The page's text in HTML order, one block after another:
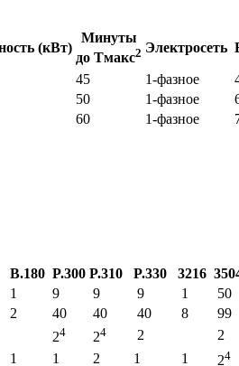
(кВт)
Минуты
до Tмакс2 Электросеть
45 1-фазное
50 1-фазное
60 1-фазное
B.180 P.300 P.310 P.330 3216
1 9 9 9 1 50
2 40 40 40 8 99
24 24 2 2
1 1 2 1 1 24